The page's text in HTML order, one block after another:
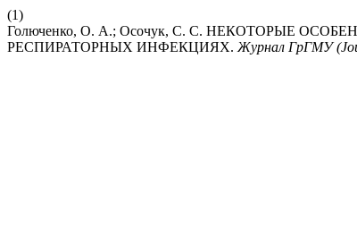
(1)
Голюченко, О. А.; Осочук, С. С. НЕКОТОРЫЕ
РЕСПИРАТОРНЫХ ИНФЕКЦИЯХ. Журнал ГрГМУ